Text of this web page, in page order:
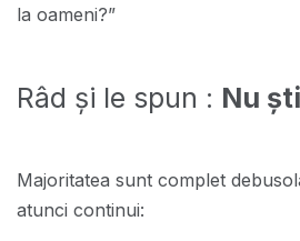
la oameni?”
Râd și le spun : Nu
Majoritatea sunt complet
atunci continui: